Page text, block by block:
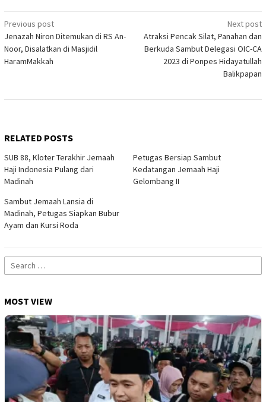
Post
navigation
Previous post
Jenazah Niron Ditemukan di RS An-
Noor, Disalatkan di Masjidil
HaramMakkah
Next post
Atraksi Pencak Silat, Panahan dan
Berkuda Sambut Delegasi OIC-CA
2023 di Ponpes Hidayatullah
Balikpapan
RELATED POSTS
SUB 88, Kloter Terakhir Jemaah
Haji Indonesia Pulang dari
Madinah
Petugas Bersiap Sambut
Kedatangan Jemaah Haji
Gelombang II
Sambut Jemaah Lansia di
Madinah, Petugas Siapkan Bubur
Ayam dan Kursi Roda
Search
for:
MOST VIEW